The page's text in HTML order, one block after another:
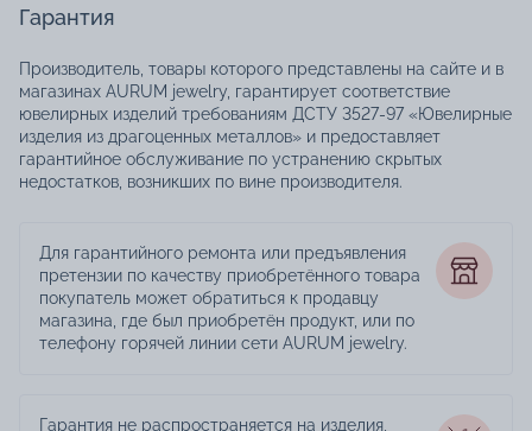
Гарантия
Производитель, товары которого представлены на сайте и в
магазинах AURUM jewelry, гарантирует соответствие
ювелирных изделий требованиям ДСТУ 3527-97 «Ювелирные
изделия из драгоценных металлов» и предоставляет
гарантийное обслуживание по устранению скрытых
недостатков, возникших по вине производителя.
Для гарантийного ремонта или предъявления
претензии по качеству приобретённого товара
покупатель может обратиться к продавцу
магазина, где был приобретён продукт, или по
телефону горячей линии сети AURUM jewelry.
Гарантия не распространяется на изделия,